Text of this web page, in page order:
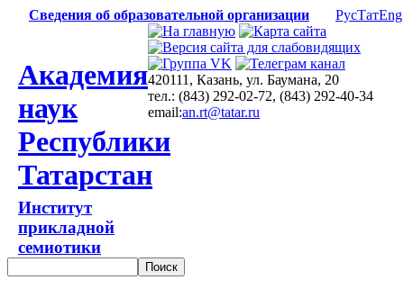
Сведения об образовательной организации РусТатEng
Академия
наук
Республики
Татарстан
Институт
прикладной
семиотики
420111, Казань, ул. Баумана, 20
тел.: (843) 292-02-72, (843) 292-40-34
email:an.rt@tatar.ru